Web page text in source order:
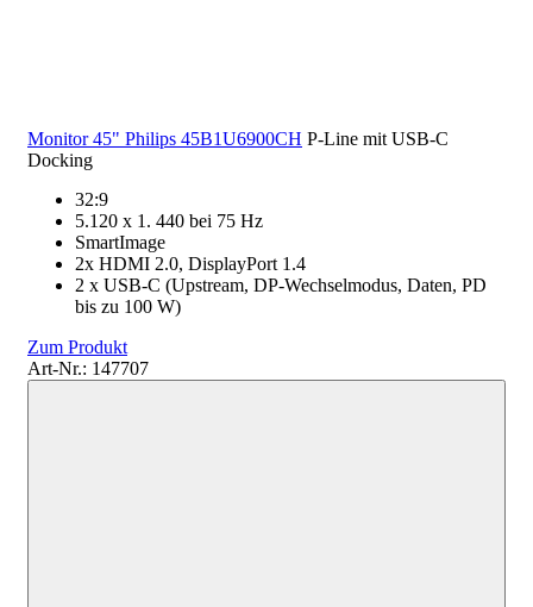
Monitor 45" Philips 45B1U6900CH P-Line mit USB-C
Docking
32:9
5.120 x 1. 440 bei 75 Hz
SmartImage
2x HDMI 2.0, DisplayPort 1.4
2 x USB-C (Upstream, DP-Wechselmodus, Daten, PD
bis zu 100 W)
Zum Produkt
Art-Nr.: 147707